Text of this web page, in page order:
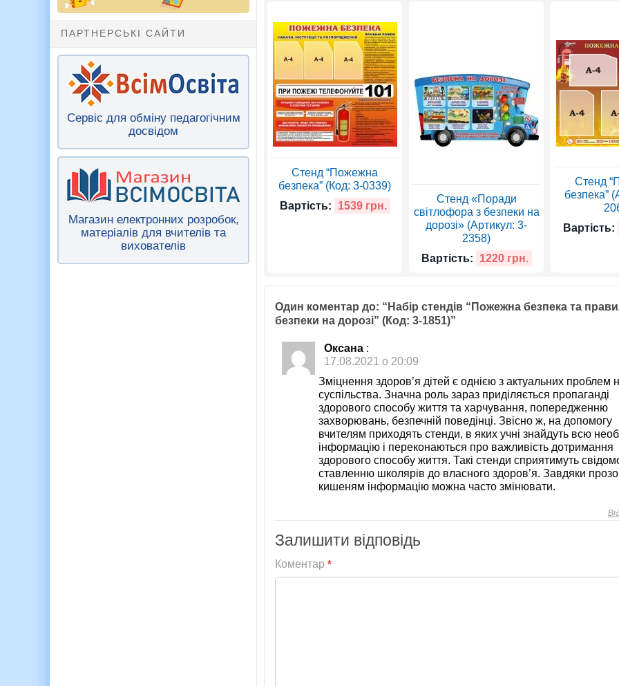
ПАРТНЕРСЬКІ САЙТИ
Сервіс для обміну педагогічним
досвідом
Магазин електронних розробок,
матеріалів для вчителів та
вихователів
Стенд “Пожежна
безпека” (Код: 3-0339)
Вартість:
1539 грн.
Стенд «Поради
світлофора з безпеки на
дорозі» (Артикул: 3-
2358)
Вартість:
1220 грн.
Стенд
безпека”
Вартість:
Один коментар до: “Набір стендів “Пожежна безпека та
безпеки на дорозі” (Код: 3-1851)”
Оксана :
17.08.2021 о 20:09
Зміцнення здоров’я дітей є однією з актуальних проблем
суспільства. Значна роль зараз приділяється пропаганді
здорового способу життя та харчування, попередженню
захворювань, безпечній поведінці. Звісно ж, на допомогу
вчителям приходять стенди, в яких учні знайдуть всю
інформацію і переконаються про важливість дотримання
здорового способу життя. Такі стенди сприятимуть
ставленню школярів до власного здоров’я. Завдяки
кишеням інформацію можна часто змінювати.
Залишити відповідь
Коментар *